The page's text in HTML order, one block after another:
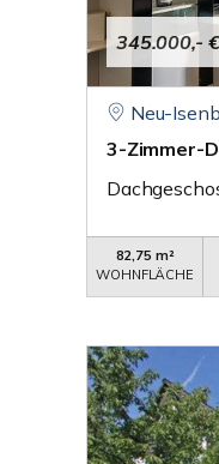
345.000,- €
Neu-
3-Zimmer-
82,75 m²
WOHNFLÄCHE